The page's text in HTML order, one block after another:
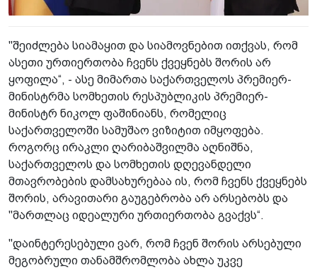
"შეიძლება სიამაყით და სიამოვნებით ითქვას, რომ
ასეთი ურთიერთობა ჩვენს ქვეყნებს შორის არ
ყოფილა“, - ასე მიმართა საქართველოს პრემიერ-
მინისტრმა სომხეთის რესპუბლიკის პრემიერ-
მინისტრ ნიკოლ ფაშინიანს, რომელიც
საქართველოში სამუშაო ვიზიტით იმყოფება.
როგორც ირაკლი ღარიბაშვილმა აღნიშნა,
საქართველოს და სომხეთის დღევანდელი
მთავრობების დამსახურებაა ის, რომ ჩვენს ქვეყნებს
შორის, არავითარი გაუგებრობა არ არსებობს და
"მართლაც იდეალური ურთიერთობა გვაქვს“.
"დაინტერესებული ვარ, რომ ჩვენ შორის არსებული
მეგობრული თანამშრომლობა ახლა უკვე